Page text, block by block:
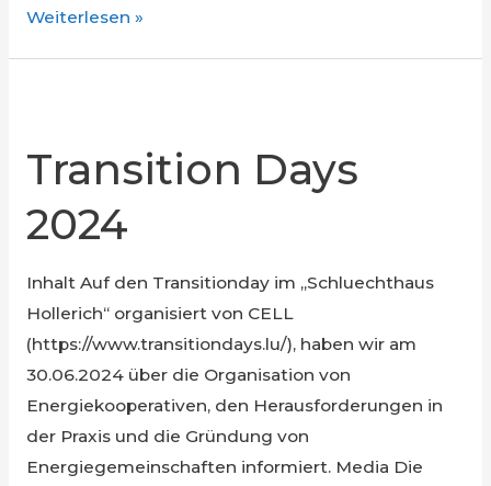
Newsletter
Weiterlesen »
Transition Days
2024
Inhalt Auf den Transitionday im „Schluechthaus
Hollerich“ organisiert von CELL
(https://www.transitiondays.lu/), haben wir am
30.06.2024 über die Organisation von
Energiekooperativen, den Herausforderungen in
der Praxis und die Gründung von
Energiegemeinschaften informiert. Media Die